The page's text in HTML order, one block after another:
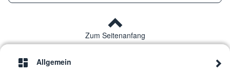
Zum Seitenanfang
Allgemein